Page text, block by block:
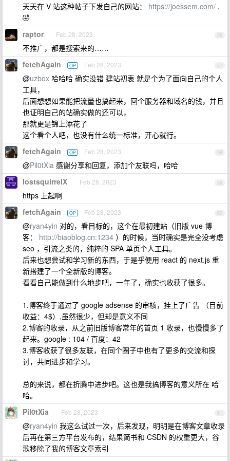
天天在 V 站这种帖子下发自己的网站： https://joessem.com/ ,
🤣
56
raptor Feb 28, 2023
不推广，都是搜索来的……
57
fetchAgain OP Feb 28, 2023
@uzbox 哈哈哈 确实没错 建站初衷 就是个为了面向自己的个人
工具，
后面想想如果能把流量也搞起来，回个服务器和域名的钱，并且
也证明自己的站确实做的还可以，
那就更是锦上添花了
这个看个人吧，也没有什么统一标准，开心就行。
58
fetchAgain OP Feb 28, 2023
@Pil0tXia 感谢分享和回复，添加个友联吗，哈哈
59
lostsquirrelX Feb 28, 2023
https 上起啊
60
fetchAgain OP Feb 28, 2023
@ryan4yin 对的，看目标的，这个在最初建站（旧版 vue 博
客： http://biaoblog.cn:1234 ）的时候，当时确实是完全没考虑
seo ，引流之类的，纯粹的 SPA 单页个人工具。
后来也想尝试和学习新的东西，于是乎便用 react 的 next.js 重
新搭建了一个全新版的博客。
看看自己能做到什么地步吧，一年了，确实也收获了很多。
1.博客终于通过了 google adsense 的审核，挂上了广告 （目前
收益：4$）,虽然很少，但却是意义不同
2.博客的收录，从之前旧版博客常年的首页 1 收录，也慢慢多了
起来。google : 104 / 百度：42
3.博客收获了很多友联，在同个圈子中也有了更多的交流和探
讨，共同进步和学习。
总的来说，都在折腾中进步吧。这也是我搞博客的意义所在 哈
哈。
61
Pil0tXia Feb 28, 2023
@ryan4yin 我这么试过一次，后来发现，明明是在博客文章收录
后再在第三方平台发布的，结果简书和 CSDN 的权重更大，谷
歌移除了我的博客文章索引